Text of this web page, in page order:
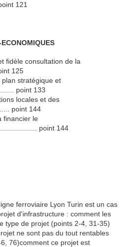
121
fidèle consultation de la
125
stratégique et
point 133
locales et des
point 144
financier le
point 144
ferroviaire Lyon Turin est un cas
d'infrastructure : comment les
type de projet (points 2-4, 31-35)
ne sont pas du tout rentables
76)comment ce projet est